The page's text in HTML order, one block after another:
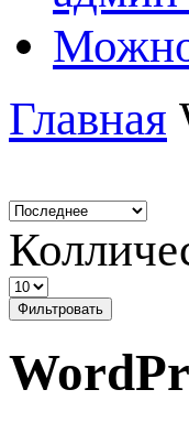
Можно
Главная
Фильтровать